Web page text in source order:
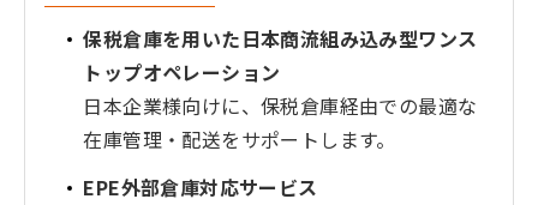
保税倉庫を用いた日本商流組み込み型ワンス
トップオペレーション
日本企業様向けに、保税倉庫経由での最適な
在庫管理・配送をサポートします。
EPE外部倉庫対応サービス